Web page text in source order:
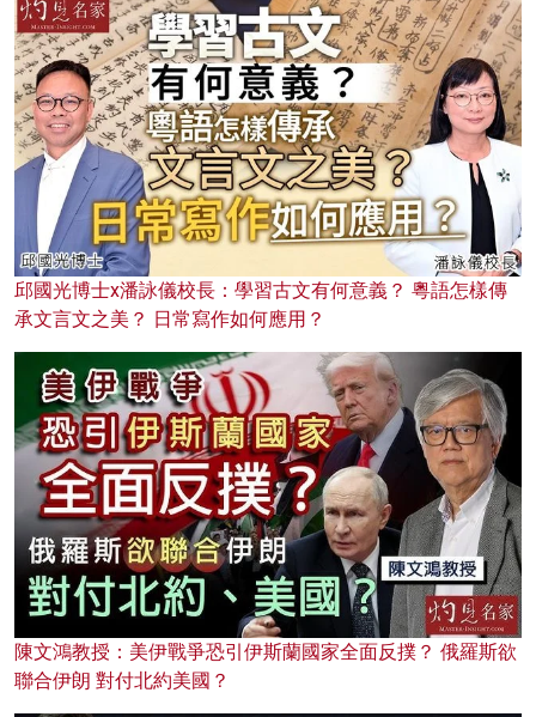
邱國光博士x潘詠儀校長：學習古文有何意義？ 粵語怎樣傳
承文言文之美？ 日常寫作如何應用？
陳文鴻教授：美伊戰爭恐引伊斯蘭國家全面反撲？ 俄羅斯欲
聯合伊朗 對付北約美國？